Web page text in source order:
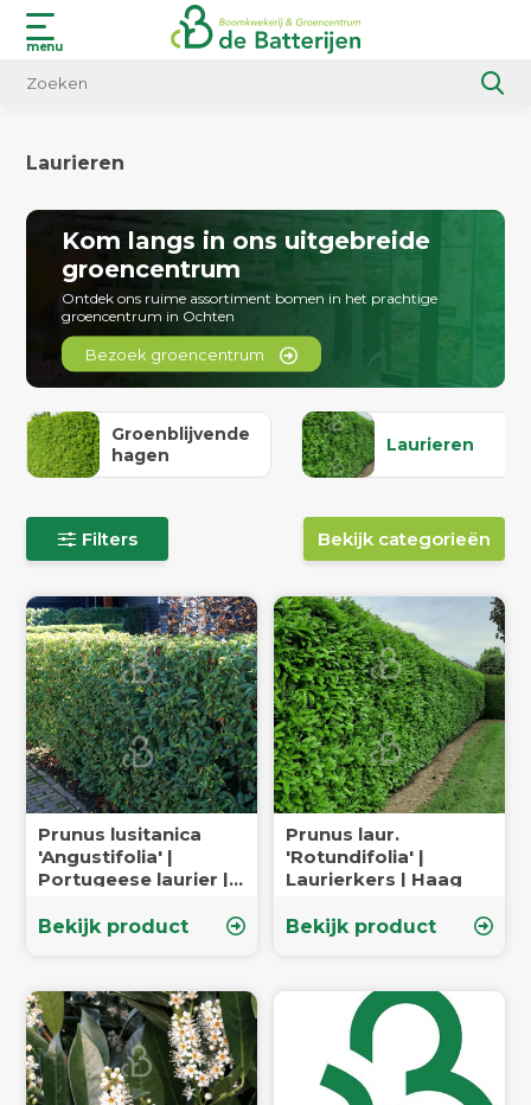
menu
Laurieren
Kom langs in ons uitgebreide
groencentrum
Ontdek ons ruime assortiment bomen in het prachtige
groencentrum in Ochten
Bezoek groencentrum
Groenblijvende
hagen
Laurieren
Filters Bekijk categorieën
Prunus lusitanica
'Angustifolia' |
Portugeese laurier |
Bekijk product
Prunus laur.
'Rotundifolia' |
Laurierkers | Haag
Bekijk product